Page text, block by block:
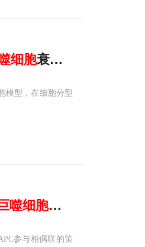
细胞衰老才是核心驱动
模型，在细胞分型
噬细胞平台问世
参与相偶联的策